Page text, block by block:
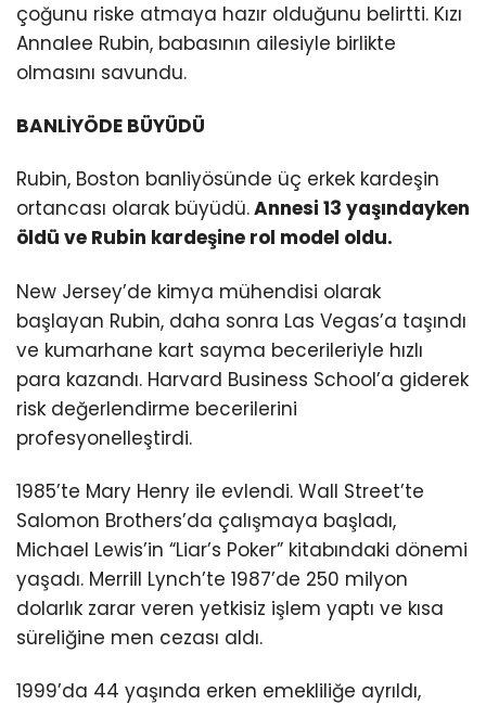
çoğunu riske atmaya hazır olduğunu belirtti. Kızı
Annalee Rubin, babasının ailesiyle birlikte
olmasını savundu.
BANLİYÖDE BÜYÜDÜ
Rubin, Boston banliyösünde üç erkek kardeşin
ortancası olarak büyüdü.Annesi 13 yaşındayken
öldü ve Rubin kardeşine rol model oldu.
New Jersey’de kimya mühendisi olarak
başlayan Rubin, daha sonra Las Vegas’a taşındı
ve kumarhane kart sayma becerileriyle hızlı
para kazandı. Harvard Business School’a giderek
risk değerlendirme becerilerini
profesyonelleştirdi.
1985’te Mary Henry ile evlendi. Wall Street’te
Salomon Brothers’da çalışmaya başladı,
Michael Lewis’in “Liar’s Poker” kitabındaki dönemi
yaşadı. Merrill Lynch’te 1987’de 250 milyon
dolarlık zarar veren yetkisiz işlem yaptı ve kısa
süreliğine men cezası aldı.
1999’da 44 yaşında erken emekliliğe ayrıldı,